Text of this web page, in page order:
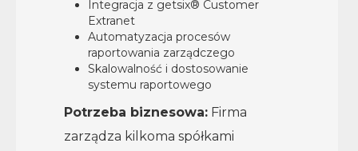
Integracja z getsix® Customer
Extranet
Automatyzacja procesów
raportowania zarządczego
Skalowalność i dostosowanie
systemu raportowego
Potrzeba biznesowa: Firma
zarządza kilkoma spółkami